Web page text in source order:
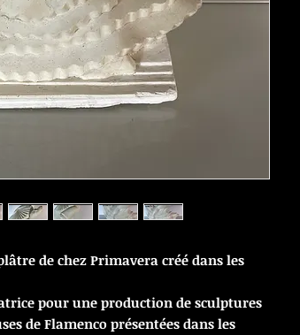
de chez Primavera créé dans les
pour une production de sculptures
de Flamenco présentées dans les